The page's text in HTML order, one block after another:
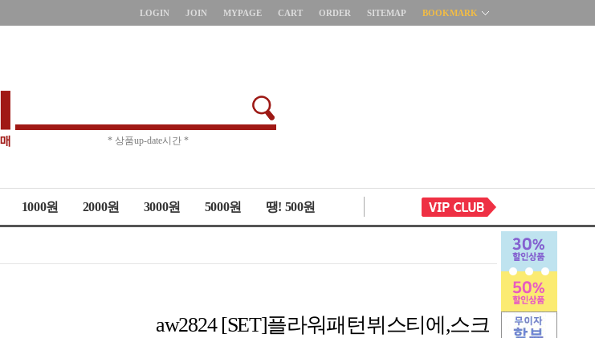
LOGIN JOIN MYPAGE CART ORDER SITEMAP BOOKMARK
* 상품up-date시간 *
1000원 2000원 3000원 5000원 땡! 500원
aw2824 [SET]플라워패턴뷔스티에,스크